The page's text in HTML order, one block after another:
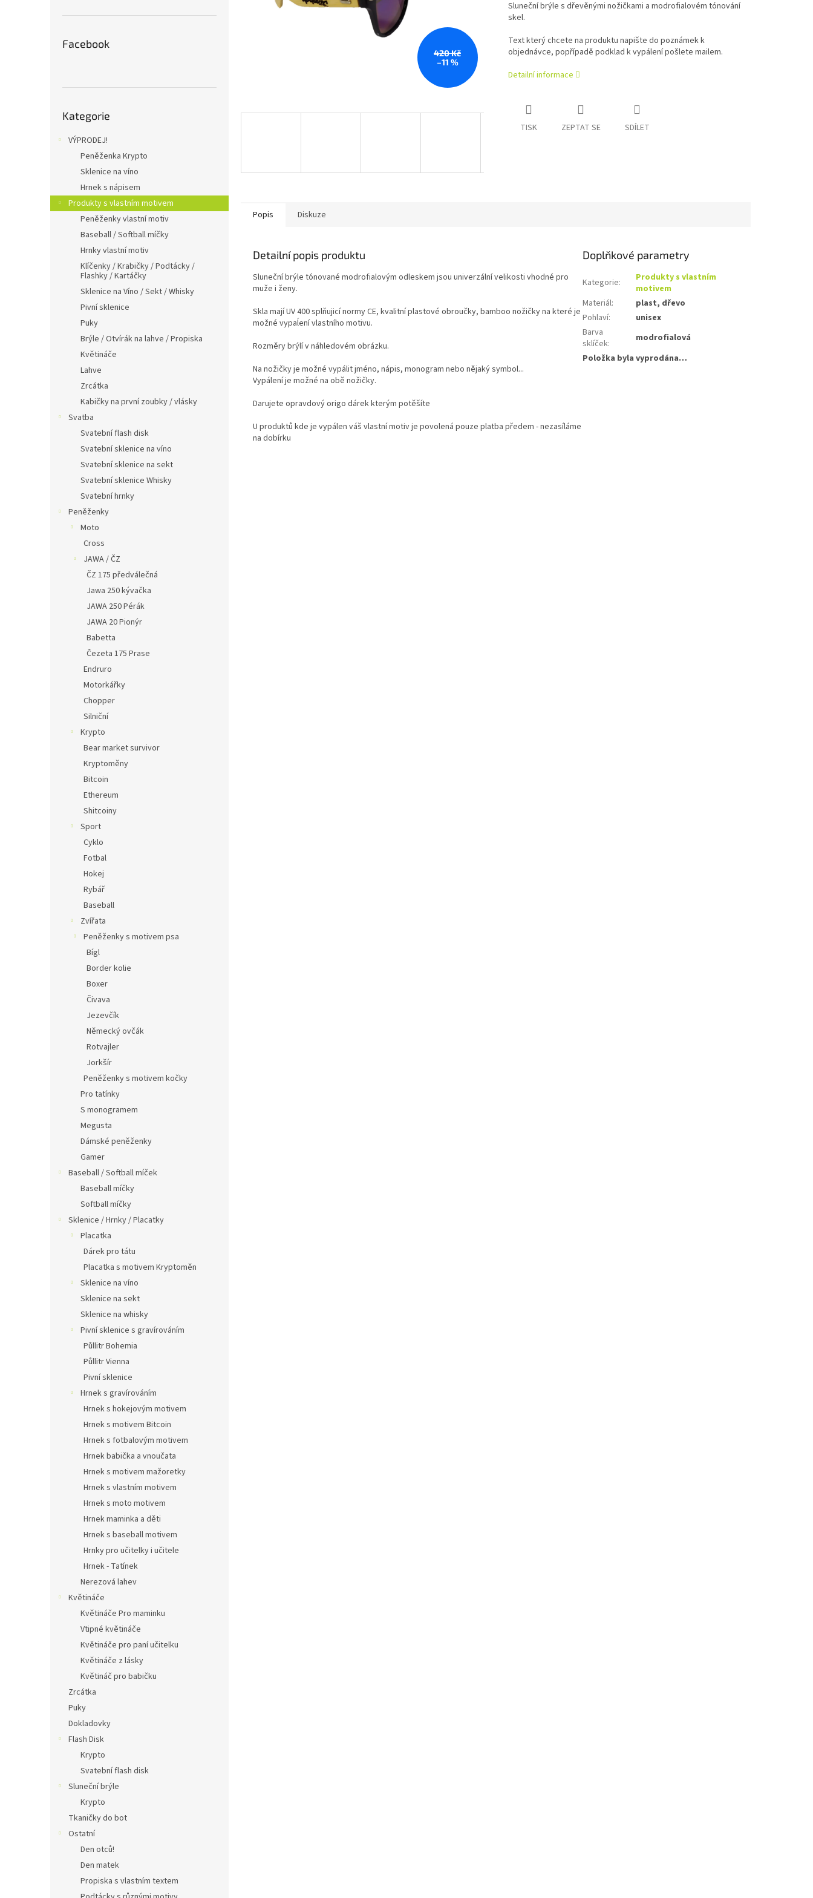
Facebook
kategorie
Kategorie
VÝPRODEJ!
Peněženka Krypto
Sklenice na víno
Hrnek s nápisem
Produkty s vlastním motivem
Peněženky vlastní motiv
Baseball / Softball míčky
Hrnky vlastní motiv
Klíčenky / Krabičky / Podtácky /
Flashky / Kartáčky
Sklenice na Víno / Sekt / Whisky
Pivní sklenice
Puky
Brýle / Otvírák na lahve / Propiska
Květináče
Lahve
Zrcátka
Kabičky na první zoubky / vlásky
Svatba
Svatební flash disk
Svatební sklenice na víno
Svatební sklenice na sekt
Svatební sklenice Whisky
Svatební hrnky
Peněženky
Moto
Cross
JAWA / ČZ
ČZ 175 předválečná
Jawa 250 kývačka
JAWA 250 Pérák
JAWA 20 Pionýr
Babetta
Čezeta 175 Prase
Endruro
Motorkářky
Chopper
Silniční
Krypto
Bear market survivor
Kryptoměny
Bitcoin
Ethereum
Shitcoiny
Sport
Cyklo
Fotbal
Hokej
Rybář
Baseball
Zvířata
Peněženky s motivem psa
Bígl
Border kolie
Boxer
Čivava
Jezevčík
Německý ovčák
Rotvajler
Jorkšír
Peněženky s motivem kočky
Pro tatínky
S monogramem
Megusta
Dámské peněženky
Gamer
Baseball / Softball míček
Baseball míčky
Softball míčky
Sklenice / Hrnky / Placatky
Placatka
Dárek pro tátu
Placatka s motivem Kryptoměn
Sklenice na víno
Sklenice na sekt
Sklenice na whisky
Pivní sklenice s gravírováním
Půllitr Bohemia
Půllitr Vienna
Pivní sklenice
Hrnek s gravírováním
Hrnek s hokejovým motivem
Hrnek s motivem Bitcoin
Hrnek s fotbalovým motivem
Hrnek babička a vnoučata
Hrnek s motivem mažoretky
Hrnek s vlastním motivem
Hrnek s moto motivem
Hrnek maminka a děti
Hrnek s baseball motivem
Hrnky pro učitelky i učitele
Hrnek - Tatínek
Nerezová lahev
Květináče
Květináče Pro maminku
Vtipné květináče
Květináče pro paní učitelku
Květináče z lásky
Květináč pro babičku
Zrcátka
Puky
Dokladovky
Flash Disk
Krypto
Svatební flash disk
Sluneční brýle
Krypto
Tkaničky do bot
Ostatní
Den otců!
Den matek
Propiska s vlastním textem
420 Kč
–11 %
Sluneční brýle s dřevěnými nožičkami a modrofialovém tónování
skel.
Text který chcete na produktu napište do poznámek k
objednávce, popřípadě podklad k vypálení pošlete mailem.
Detailní informace
TISK ZEPTAT SE SDÍLET
Popis Diskuze
Detailní popis produktu
Sluneční brýle tónované modrofialovým odleskem jsou univerzální velikosti vhodné pro
muže i ženy.
Skla mají UV 400 splňujicí normy CE, kvalitní plastové obroučky, bamboo nožičky na které je
možné vypaĺení vlastního motivu.
Rozměry brýlí v náhledovém obrázku.
Na nožičky je možné vypálit jméno, nápis, monogram nebo nějaký symbol...
Vypálení je možné na obě nožičky.
Darujete opravdový origo dárek kterým potěšíte
U produktů kde je vypálen váš vlastní motiv je povolená pouze platba předem - nezasíláme
na dobírku
Doplňkové parametry
Kategorie:
Produkty s vlastním
motivem
Materiál:
plast, dřevo
Pohlaví:
unisex
Barva
sklíček:
modrofialová
Položka byla vyprodána…